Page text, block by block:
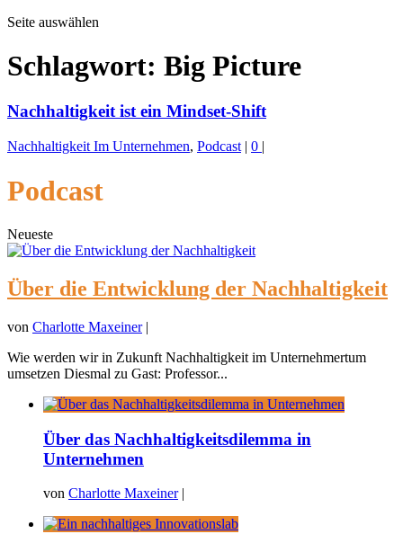
Seite auswählen
Schlagwort: Big Picture
Nachhaltigkeit ist ein Mindset-Shift
Nachhaltigkeit Im Unternehmen, Podcast | 0 |
Podcast
Neueste
Über die Entwicklung der Nachhaltigkeit
von Charlotte Maxeiner|
Wie werden wir in Zukunft Nachhaltigkeit im Unternehmertum
umsetzen Diesmal zu Gast: Professor...
Über das Nachhaltigkeitsdilemma in
Unternehmen
von Charlotte Maxeiner|